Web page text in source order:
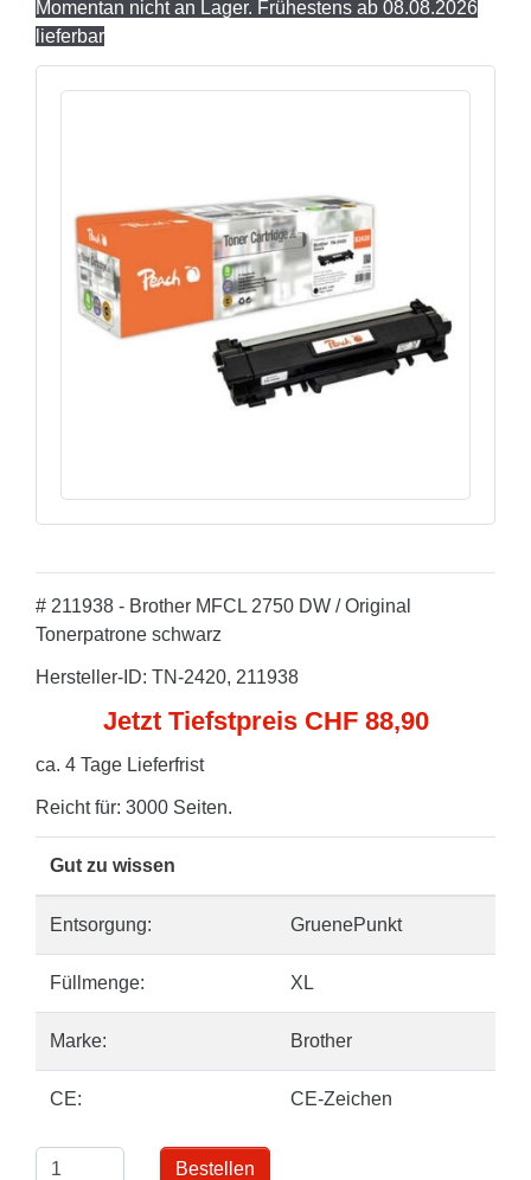
Momentan nicht an Lager. Frühestens ab 08.08.2026
lieferbar
# 211938 - Brother MFCL 2750 DW / Original
Tonerpatrone schwarz
Hersteller-ID: TN-2420, 211938
Jetzt Tiefstpreis CHF 88,90
ca. 4 Tage Lieferfrist
Reicht für: 3000 Seiten.
Gut zu wissen
Entsorgung: GruenePunkt
Füllmenge: XL
Marke: Brother
CE: CE-Zeichen
Bestellen